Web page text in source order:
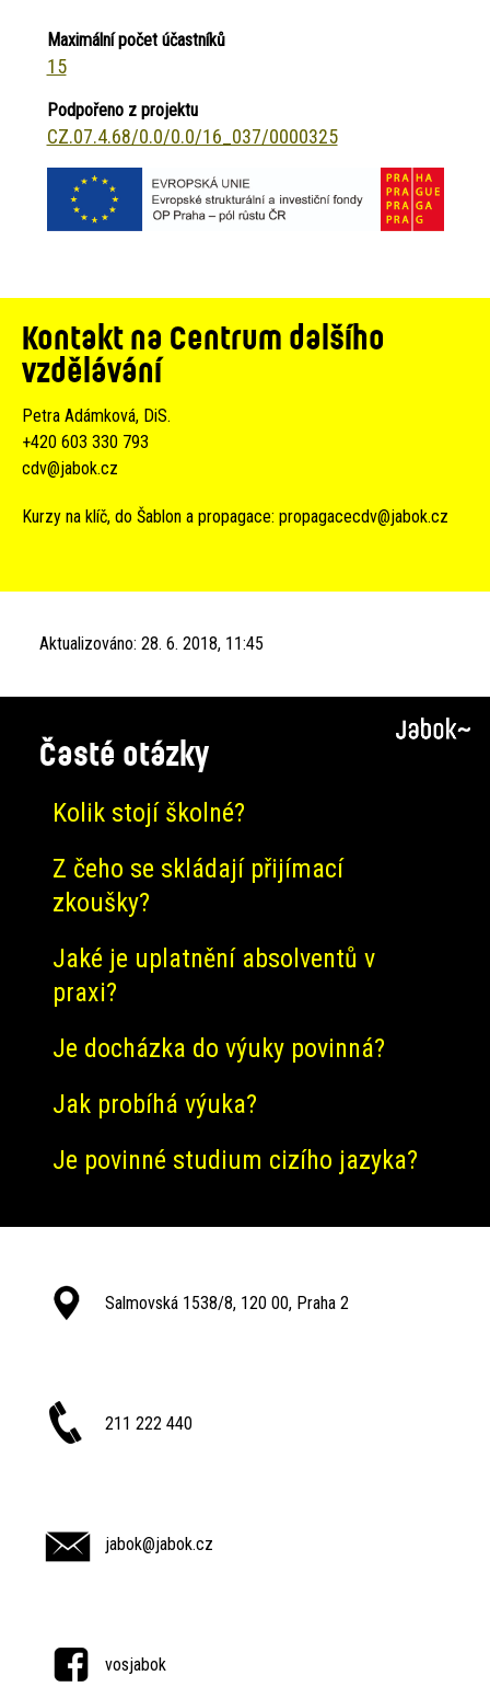
Maximální počet účastníků
15
Podpořeno z projektu
CZ.07.4.68/0.0/0.0/16_037/0000325
Kontakt na Centrum dalšího
vzdělávání
Petra Adámková, DiS.
+420 603 330 793
cdv@jabok.cz
Kurzy na klíč, do Šablon a propagace: propagacecdv@jabok.cz
Aktualizováno: 28. 6. 2018, 11:45
Časté otázky
Kolik stojí školné?
Z čeho se skládají přijímací
zkoušky?
Jaké je uplatnění absolventů v
praxi?
Je docházka do výuky povinná?
Jak probíhá výuka?
Je povinné studium cizího jazyka?
Salmovská 1538/8, 120 00, Praha 2
211 222 440
jabok@jabok.cz
vosjabok